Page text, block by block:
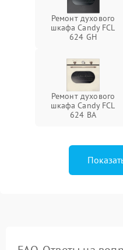
Ремонт духового
шкафа Candy FCL
624 GH
Ремонт духового
шкафа Candy FCL
624 BA